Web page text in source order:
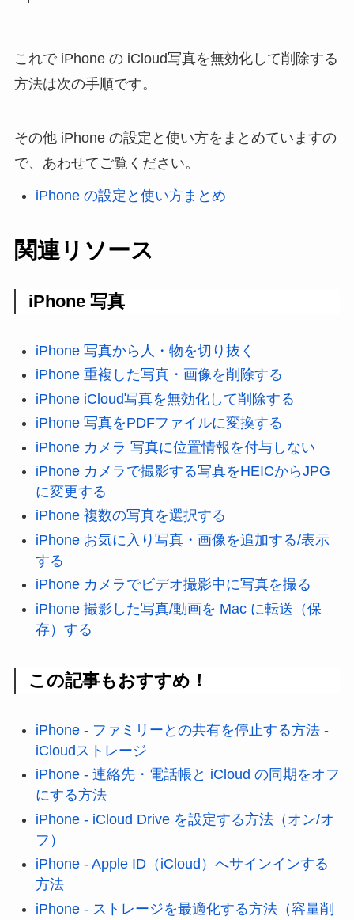
これで iPhone の iCloud写真を無効化して削除する
方法は次の手順です。
その他 iPhone の設定と使い方をまとめていますの
で、あわせてご覧ください。
iPhone の設定と使い方まとめ
関連リソース
iPhone 写真
iPhone 写真から人・物を切り抜く
iPhone 重複した写真・画像を削除する
iPhone iCloud写真を無効化して削除する
iPhone 写真をPDFファイルに変換する
iPhone カメラ 写真に位置情報を付与しない
iPhone カメラで撮影する写真をHEICからJPG
に変更する
iPhone 複数の写真を選択する
iPhone お気に入り写真・画像を追加する/表示
する
iPhone カメラでビデオ撮影中に写真を撮る
iPhone 撮影した写真/動画を Mac に転送（保
存）する
この記事もおすすめ！
iPhone - ファミリーとの共有を停止する方法 -
iCloudストレージ
iPhone - 連絡先・電話帳と iCloud の同期をオフ
にする方法
iPhone - iCloud Drive を設定する方法（オン/オ
フ）
iPhone - Apple ID（iCloud）へサインインする
方法
iPhone - ストレージを最適化する方法（容量削